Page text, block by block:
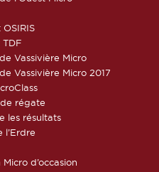
TDF
Vassivière Micro
Vassivière Micro 2017
régate
les résultats
l’Erdre
d’occasion